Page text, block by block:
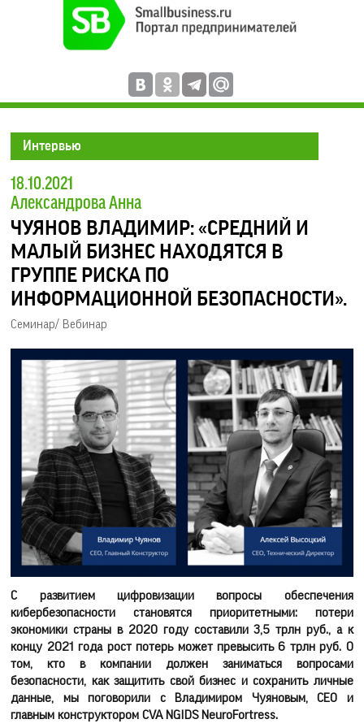
Интервью
18.10.2021
Александрова Анна
ЧУЯНОВ ВЛАДИМИР: «СРЕДНИЙ И
МАЛЫЙ БИЗНЕС НАХОДЯТСЯ В
ГРУППЕ РИСКА ПО
ИНФОРМАЦИОННОЙ БЕЗОПАСНОСТИ».
Семинар/ Вебинар
С развитием цифровизации вопросы обеспечения
кибербезопасности становятся приоритетными: потери
экономики страны в 2020 году составили 3,5 трлн руб., а к
концу 2021 года рост потерь может превысить 6 трлн руб. О
том, кто в компании должен заниматься вопросами
безопасности, как защитить свой бизнес и сохранить личные
данные, мы поговорили с Владимиром Чуяновым, СEO и
главным конструктором CVA NGIDS NeuroFortress.